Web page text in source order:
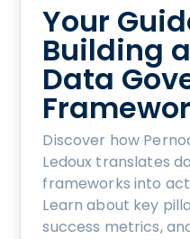
Your
Building
Data
Discover how
Ledoux translates
frameworks into
Learn about key
success metrics,